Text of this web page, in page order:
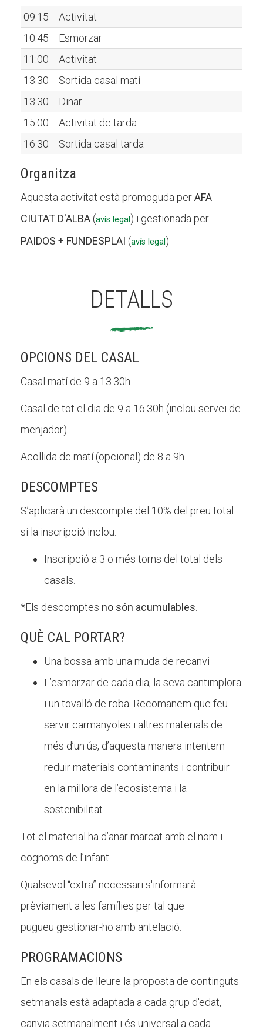
09:15
Activitat
10:45
Esmorzar
11:00
Activitat
13:30
Sortida casal matí
13:30
Dinar
15:00
Activitat de tarda
16:30
Sortida casal tarda
Organitza
Aquesta activitat està promoguda perAFA
CIUTAT D'ALBA (avís legal) i gestionada per
PAIDOS + FUNDESPLAI (avís legal)
DETALLS
OPCIONS DEL CASAL
Casal matí de 9 a 13.30h
Casal de tot el dia de 9 a 16.30h (inclou servei de
menjador)
Acollida de matí (opcional) de 8 a 9h
DESCOMPTES
S’aplicarà un descompte del 10% del preu total
si la inscripció inclou:
Inscripció a 3 o més torns del total dels
casals.
*Els descomptes no són acumulables
QUÈ CAL PORTAR?
Una bossa amb una muda de recanvi
L’esmorzar de cada dia, la seva cantimplora
i un tovalló de roba. Recomanem que feu
servir carmanyoles i altres materials de
més d’un ús, d’aquesta manera intentem
reduir materials contaminants i contribuir
en la millora de l’ecosistema i la
sostenibilitat.
Tot el material ha d’anar marcat amb el nom i
cognoms de l’infant.
Qualsevol “extra” necessari s'informarà
prèviament a les famílies per tal que
pugueu gestionar-ho amb antelació.
PROGRAMACIONS
En els casals de lleure la proposta de continguts
setmanals està adaptada a cada grup d'edat,
canvia setmanalment i és universal a cada